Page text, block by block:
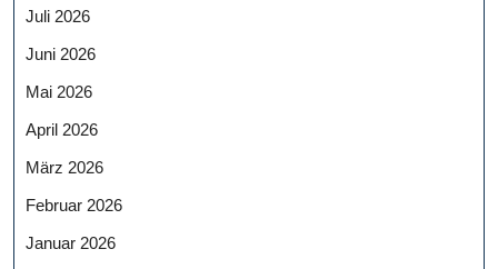
Juli 2026
Juni 2026
Mai 2026
April 2026
März 2026
Februar 2026
Januar 2026